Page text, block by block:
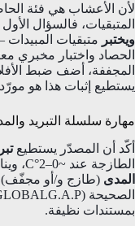
لأن الأعشاب هي فئة
المتبقيات، فالسؤال
ويختبر متبقيات
الحصاد واختبار مخبري
المجففة، أضف ضبط
يستطيع إثبات هذا هو
مهارة سلسلة التبريد
أكّد أن المصدّر يستطيع
الطازجة عند ~0–2°C، ويناول
المدى (طازج و/أو مجفّف)
بمستندات نظيفة.